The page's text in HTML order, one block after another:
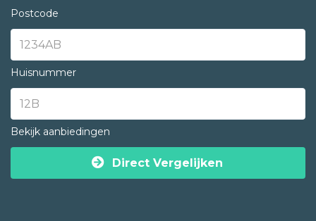
Postcode
Huisnummer
Bekijk aanbiedingen
Direct Vergelijken